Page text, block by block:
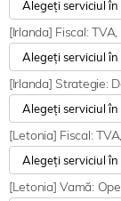
[Irlanda] Fiscal:
[Irlanda] Strategie:
[Letonia] Fiscal:
[Letonia] Vamă: